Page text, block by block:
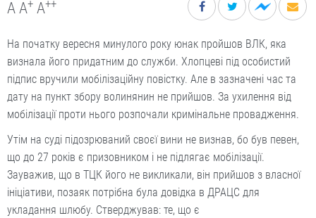
A A+ A++
На початку вересня минулого року юнак пройшов ВЛК, яка
визнала його придатним до служби. Хлопцеві під особистий
підпис вручили мобілізаційну повістку. Але в зазначені час та
дату на пункт збору волинянин не прийшов. За ухилення від
мобілізації проти нього розпочали кримінальне провадження.
Утім на суді підозрюваний своєї вини не визнав, бо був певен,
що до 27 років є призовником і не підлягає мобілізації.
Зауважив, що в ТЦК його не викликали, він прийшов з власної
ініціативи, позаяк потрібна була довідка в ДРАЦС для
укладання шлюбу. Стверджував: те, що є